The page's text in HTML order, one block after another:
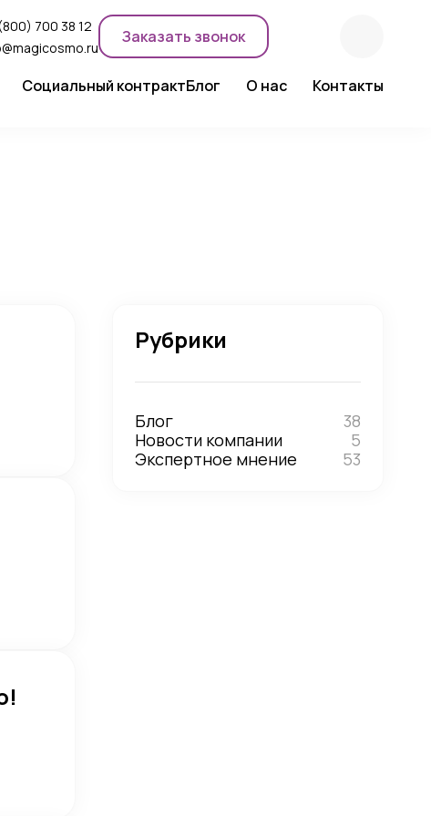
700 38 12
Заказать звонок
Социальный контрактБлог О нас Контакты
Рубрики
Блог
38
Новости компании
5
Экспертное мнение
53